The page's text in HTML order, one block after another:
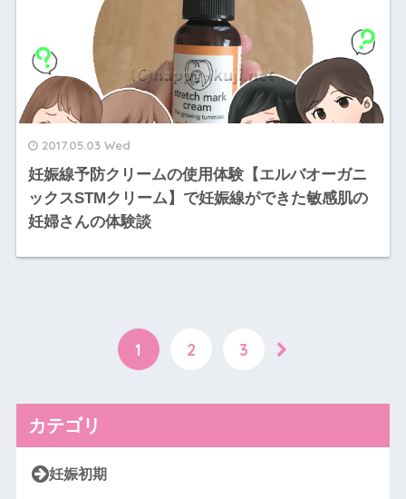
2017.05.03 Wed
妊娠線予防クリームの使用体験【エルバオーガニ
ックスSTMクリーム】で妊娠線ができた敏感肌の
妊婦さんの体験談
1 2 3
カテゴリ
妊娠初期